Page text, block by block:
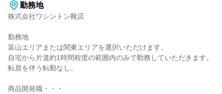
勤務地
株式会社ワシントン靴店
勤務地
富山エリアまたは関東エリアを選択いただけます。
自宅から片道約1時間程度の範囲内のみで勤務していただきます。
転居を伴う転勤なし。
商品開発職・・・